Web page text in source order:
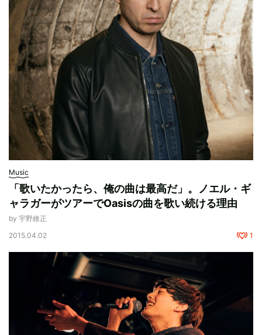
Music
「歌いたかったら、俺の曲は最高だ」。ノエル・ギ
ャラガーがツアーでOasisの曲を歌い続ける理由
by 宇野維正
2015.04.02
1